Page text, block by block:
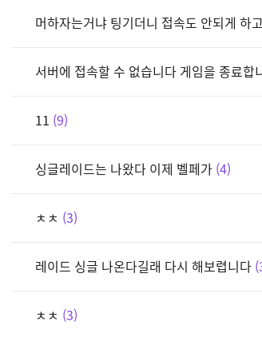
머하자는거냐 팅기더니 접속도 안되게 하고
서버에 접속할 수 없습니다 게임을 종료합
11 9
싱글레이드는 나왔다 이제 벨페가 4
ㅊㅊ 3
레이드 싱글 나온다길래 다시 해보렵니다
ㅊㅊ 3